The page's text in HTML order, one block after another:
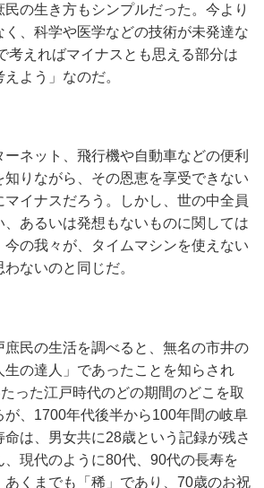
の生き方もシンプルだった。今より
く、科学や医学などの技術が未発達な
考えればマイナスとも思える部分は
よう」なのだ。
ネット、飛行機や自動車などの便利
知りながら、その恩恵を享受できない
イナスだろう。しかし、世の中全員
、あるいは発想もないものに関しては
の我々が、タイムマシンを使えない
ないのと同じだ。
民の生活を調べると、無名の市井の
生の達人」であったことを知らされ
った江戸時代のどの期間のどこを取
が、1700年代後半から100年間の岐阜
は、男女共に28歳という記録が残さ
、現代のように80代、90代の長寿を
あくまでも「稀」であり、70歳のお祝